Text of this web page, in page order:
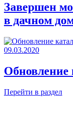
Завершен
в дачном
09.03.2020
Обновление
Перейти в раздел